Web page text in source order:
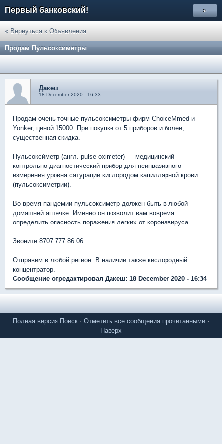
Первый банковский! »
« Вернуться к Объявления
Продам Пульсоксиметры
Дакеш
18 December 2020 - 16:33
Продам очень точные пульсоксиметры фирм ChoiceMmed и
Yonker, ценой 15000. При покупке от 5 приборов и более,
существенная скидка.
Пульсокси́метр (англ. pulse oximeter) — медицинский
контрольно-диагностический прибор для неинвазивного
измерения уровня сатурации кислородом капиллярной крови
(пульсоксиметрии).
Во время пандемии пульсоксиметр должен быть в любой
домашней аптечке. Именно он позволит вам вовремя
определить опасность поражения легких от коронавируса.
Звоните 8707 777 86 06.
Отправим в любой регион. В наличии также кислородный
концентратор.
Сообщение отредактировал Дакеш: 18 December 2020 - 16:34
Полная версия Поиск · Отметить все сообщения прочитанными ·
Наверх